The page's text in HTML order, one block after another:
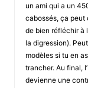
un ami qui a un
cabossés, ça peut
de bien réfléchir à
la digression).
modèles si tu en
trancher. Au final,
devienne une